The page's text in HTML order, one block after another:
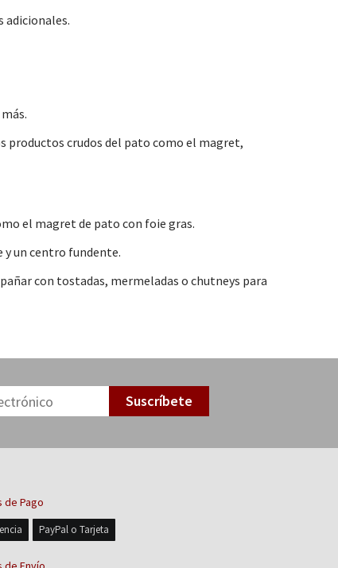
adicionales.
productos crudos del pato como el magret,
el magret de pato con foie gras.
un centro fundente.
con tostadas, mermeladas o chutneys para
Suscríbete
de Pago
PayPal o Tarjeta